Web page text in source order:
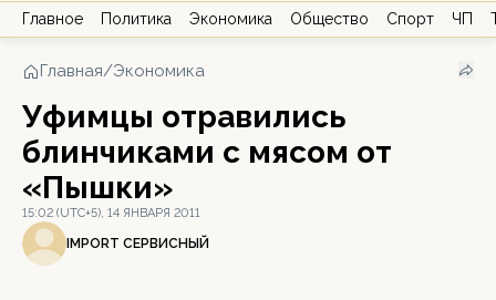
Главное Политика Экономика Общество Спорт ЧП
Главная/Экономика
Уфимцы отравились
блинчиками с мясом от
«Пышки»
15:02 (UTC+5), 14 ЯНВАРЯ 2011
IMPORT СЕРВИСНЫЙ